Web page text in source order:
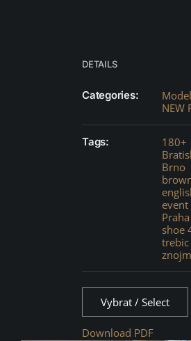
DETAILS
Categories:
NEW
Tags:
180+
Brno
Praha
shoe
trebic
Vybrat / Select
Download PDF